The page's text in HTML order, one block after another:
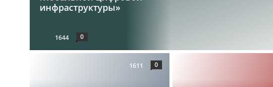
инфраструктуры»
1644 0
1611 0